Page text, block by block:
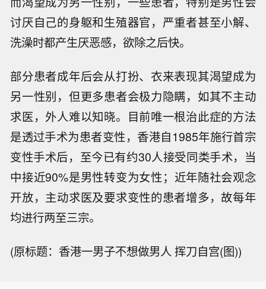
讨厌自己的身躯和生殖器官，严重者甚至小解、
洗澡时都产生厌恶感，欲除之后快。
部分患者成年后会从打扮、衣来表现其渴望成为
另一性别，但更多患者会极力隐瞒，如其不主动
求医，外人难以知晓。目前唯一根治此症的方法
是透过手术为患者变性，香港自1985年施行首宗
变性手术后，至今已有约30人接受同类手术，当
中接近90%是男性转变为女性；近年随社会观念
开放，主动求医及要求变性的患者增多，故每年
均进行两至三宗。
(原标题：香港一男子不想做男人 挥刀自宫(图))